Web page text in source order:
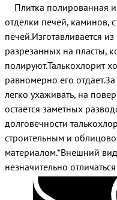
Плитка полированная
отделки печей, каминов,
печей.Изготавливается
разрезанных на пласты,
полируют.Талькохлорит
равномерно его
легко ухаживать, на
остаётся заметных
долговечности
строительным и
материалом.*Внешний
незначительно